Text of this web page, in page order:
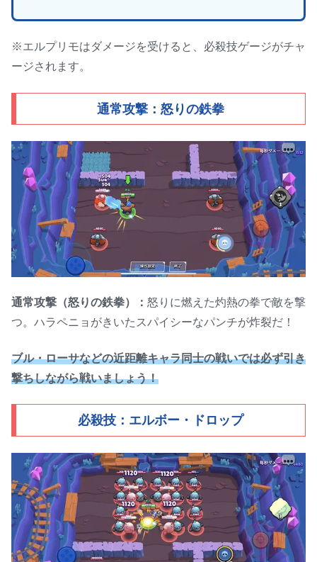
※エルプリモはダメージを受けると、必殺技ゲージがチャ
ージされます。
通常攻撃：怒りの鉄拳
通常攻撃（怒りの鉄拳）： 怒りに燃えた灼熱の拳で敵を撃
つ。ハラペニョがきいたスパイシーなパンチが炸裂だ！
ブル・ローサなどの近距離キャラ同士の戦いでは必ず引き
撃ちしながら戦いましょう！
必殺技：エルボー・ドロップ